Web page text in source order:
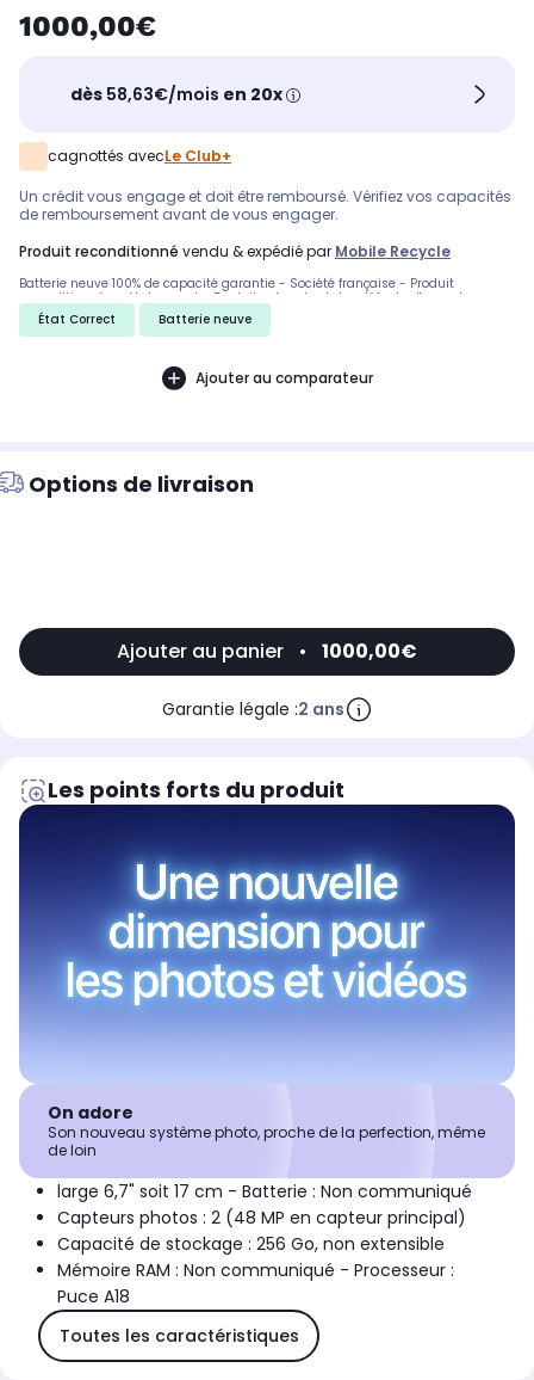
1000,00€
dès 58,63€/mois en 20x
cagnottés avecLe Club+
Un crédit vous engage et doit être remboursé. Vérifiez vos capacités
de remboursement avant de vous engager.
produit reconditionné vendu & expédié par Mobile Recycle
Batterie neuve 100% de capacité garantie - Société française - Produit
reconditionné en état correct - Produit présentant des défauts d'aspect
apparents ne gênant en rien son utilisation. Micro-rayures, éraflures, traces
d'usure, griffes, coups. Livré en boîte neutre - Livraison 48h.
État Correct Batterie neuve
Ajouter au comparateur
Options de livraison
Ajouter au panier • 1000,00€
Garantie légale :2 ans
Les points forts du produit
On adore
Son nouveau système photo, proche de la perfection, même
de loin
large 6,7" soit 17 cm - Batterie : Non communiqué
Capteurs photos : 2 (48 MP en capteur principal)
Capacité de stockage : 256 Go, non extensible
Mémoire RAM : Non communiqué - Processeur :
Puce A18
Toutes les caractéristiques